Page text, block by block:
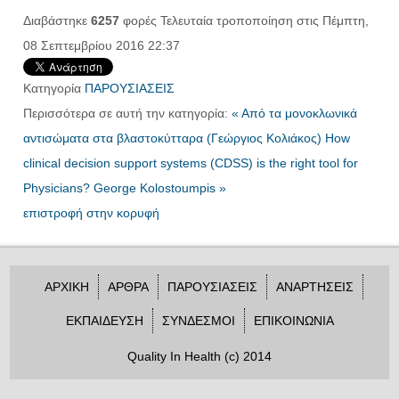
Διαβάστηκε6257 φορέςΤελευταία τροποποίηση στις Πέμπτη,
08 Σεπτεμβρίου 2016 22:37
Κατηγορία ΠΑΡΟΥΣΙΑΣΕΙΣ
Περισσότερα σε αυτή την κατηγορία: « Από τα μονοκλωνικά
αντισώματα στα βλαστοκύτταρα (Γεώργιος Κολιάκος) How
clinical decision support systems (CDSS) is the right tool for
Physicians? George Kolostoumpis »
επιστροφή στην κορυφή
ΑΡΧΙΚΗ ΑΡΘΡΑ ΠΑΡΟΥΣΙΑΣΕΙΣ ΑΝΑΡΤΗΣΕΙΣ
ΕΚΠΑΙΔΕΥΣΗ ΣΥΝΔΕΣΜΟΙ ΕΠΙΚΟΙΝΩΝΙΑ
Quality In Health (c) 2014